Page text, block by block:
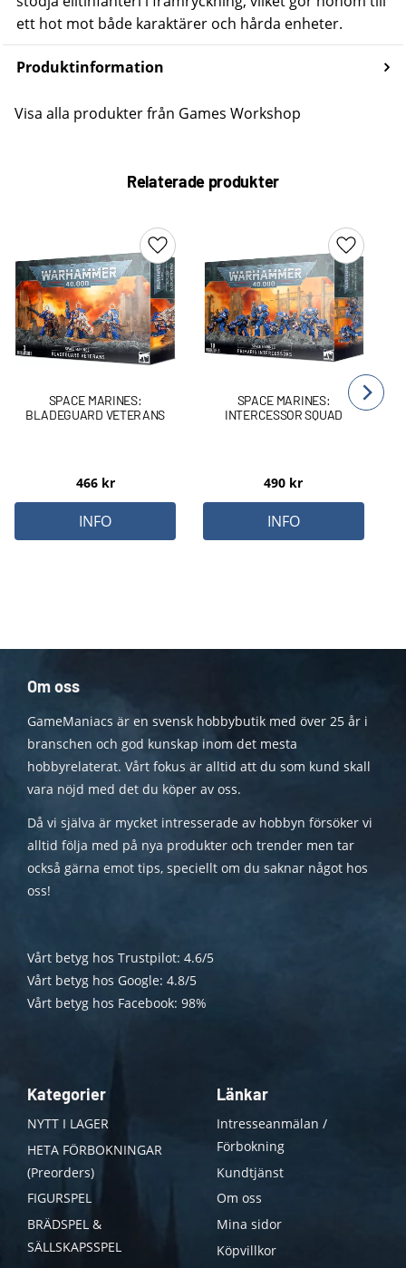
ett hot mot både karaktärer och hårda enheter.
Produktinformation
Visa alla produkter från Games Workshop
Relaterade produkter
SPACE MARINES:
BLADEGUARD VETERANS
466kr
Lägg till i favoriter
INFO
SPACE MARINES:
INTERCESSOR SQUAD
490 kr
Lägg till
INFO
Om oss
GameManiacs är en svensk hobbybutik med över 25 år i
branschen och god kunskap inom det mesta
hobbyrelaterat. Vårt fokus är alltid att du som kund skall
vara nöjd med det du köper av oss.
Då vi själva är mycket intresserade av hobbyn försöker vi
alltid följa med på nya produkter och trender men tar
också gärna emot tips, speciellt om du saknar något hos
oss!
Vårt betyg hos Trustpilot: 4.6/5
Vårt betyg hos Google: 4.8/5
Vårt betyg hos Facebook: 98%
Kategorier
NYTT I LAGER
HETA FÖRBOKNINGAR
(Preorders)
FIGURSPEL
BRÄDSPEL &
SÄLLSKAPSSPEL
Länkar
Intresseanmälan /
Förbokning
Kundtjänst
Om oss
Mina sidor
Köpvillkor